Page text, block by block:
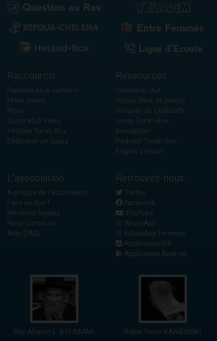
Raccourcis
Paracha de la semaine
Fêtes Juives
News
Cours Mp3-Vidéo
Yéchiva Torah-Box
Dédicacer un cours
Ressources
Calendrier Juif
Sidour (livre de prière)
Horaires de Chabbath
Livres Torah-Box
Inscription
Podcast Torah-Box
English Version
L'association
A propos de l'association
Faire un don !
Mentions légales
Nous contacter
Aide (FAQ)
Retrouvez-nous...
Twitter
Facebook
YouTube
WhatsApp
WhatsApp Femmes
Application iOS
Application Android
Rav Aharon L. STEINMAN Rabbi 'Haïm KANIEWSKI